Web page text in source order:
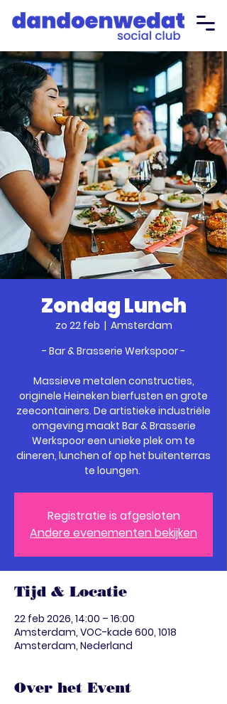
Zondag Lunch
zo 22 feb
  |
Amsterdam
- Bar & Brasserie Werkspoor -
Massieve metalen constructies,
originele Heineken bierfusten en grote
zeecontainers. De artistieke industriële
omgeving maakt Bar & Brasserie
Werkspoor een unieke plek om te
dineren, lunchen of op het buitenterras
te loungen.
Registratie is afgesloten
Andere evenementen bekijken
Tijd & Locatie
22 feb 2026, 14:00 – 16:00
Amsterdam, VOC-kade 600, 1018
Amsterdam, Nederland
Over het Event